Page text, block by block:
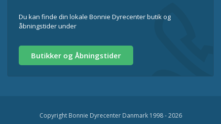
Du kan finde din lokale Bonnie Dyrecenter butik og
åbningstider under
Butikker og Åbningstider
Copyright Bonnie Dyrecenter Danmark 1998 - 2026